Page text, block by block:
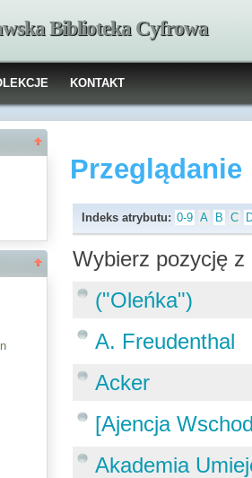
Biblioteka Cyfrowa
KONTAKT
Indeks atrybutu: 0-9 A B C
Wybierz pozycję
("Oleńka")
A. Freudenthal
Acker
[Ajencja
Akademia